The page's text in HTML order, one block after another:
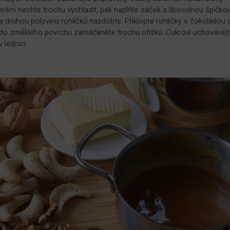
krém nechte trochu vychladit, pak naplňte sáček s libovolnou
a druhou polovinu rohlíčků nazdobte. Přiklopte rohlíčky s čokoládou
do změklého povrchu zamáčkněte trochu oříšků. Cukroví
lednici.